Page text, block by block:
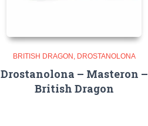
BRITISH DRAGON DROSTANOLONA
Drostanolona – Masteron –
British Dragon